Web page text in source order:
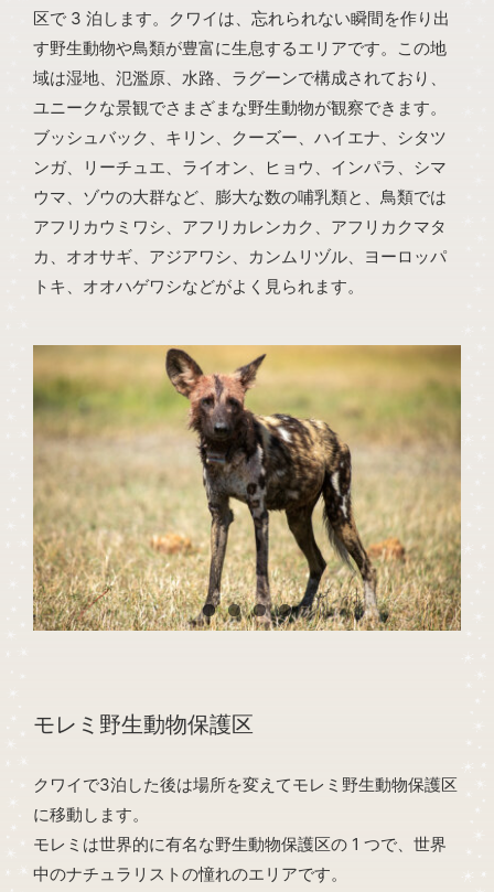
区で 3 泊します。クワイは、忘れられない瞬間を作り出
す野生動物や鳥類が豊富に生息するエリアです。この地
域は湿地、氾濫原、水路、ラグーンで構成されており、
ユニークな景観でさまざまな野生動物が観察できます。
ブッシュバック、キリン、クーズー、ハイエナ、シタツ
ンガ、リーチュエ、ライオン、ヒョウ、インパラ、シマ
ウマ、ゾウの大群など、膨大な数の哺乳類と、鳥類では
アフリカウミワシ、アフリカレンカク、アフリカクマタ
カ、オオサギ、アジアワシ、カンムリヅル、ヨーロッパ
トキ、オオハゲワシなどがよく見られます。
モレミ野生動物保護区
クワイで3泊した後は場所を変えてモレミ野生動物保護区
に移動します。
モレミは世界的に有名な野生動物保護区の 1 つで、世界
中のナチュラリストの憧れのエリアです。